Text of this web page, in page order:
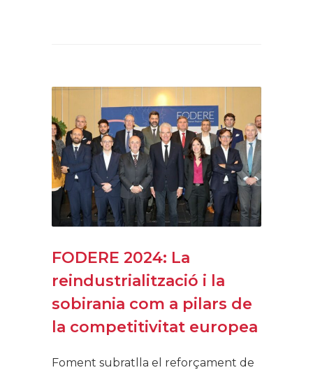
FODERE 2024: La
reindustrialització i la
sobirania com a pilars de
la competitivitat europea
Foment subratlla el reforçament de